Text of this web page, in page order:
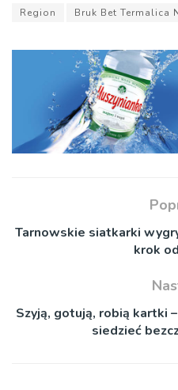
Region Bruk Bet Termalica
Tarnowskie siatkarki
krok
Szyją, gotują, robią kartki
siedzieć